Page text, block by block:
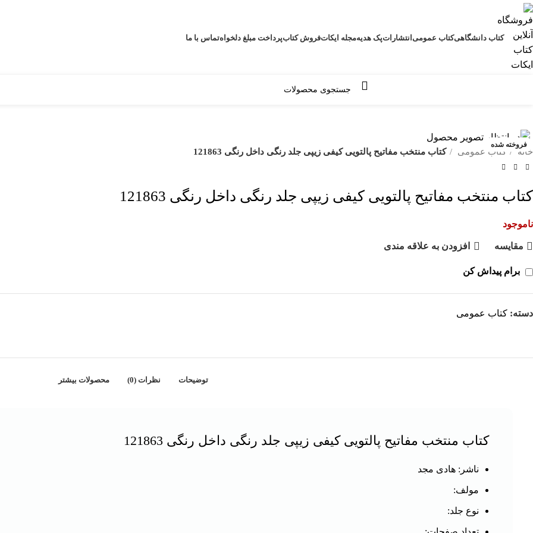
کتاب دانشگاهیکتاب عمومیانتشاراتپک هدیهمجله ایکاتفروش کتابپرداخت مبلغ دلخواهتماس با ما
فروخته شده
خانه کتاب عمومی کتاب منتخب مفاتیح پالتویی کیفی زیپی جلد رنگی داخل رنگی 121863
کتاب منتخب مفاتیح پالتویی کیفی زیپی جلد رنگی داخل رنگی 121863
ناموجود
مقايسه افزودن به علاقه مندی
برام پیداش کن
دسته: کتاب عمومی
توضیحات نظرات (0) محصولات بیشتر
کتاب منتخب مفاتیح پالتویی کیفی زیپی جلد رنگی داخل رنگی 121863
ناشر: هادی مجد
مولف:
نوع جلد: